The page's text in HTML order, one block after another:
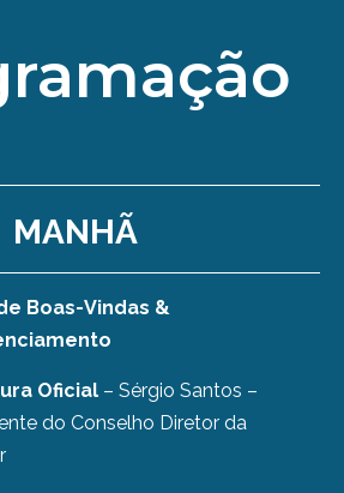
MANHÃ
Boas-Vindas &
Oficial – Sérgio Santos –
do Conselho Diretor da